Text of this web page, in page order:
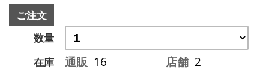
ご注文
数量
在庫
通販 16 店舗 2